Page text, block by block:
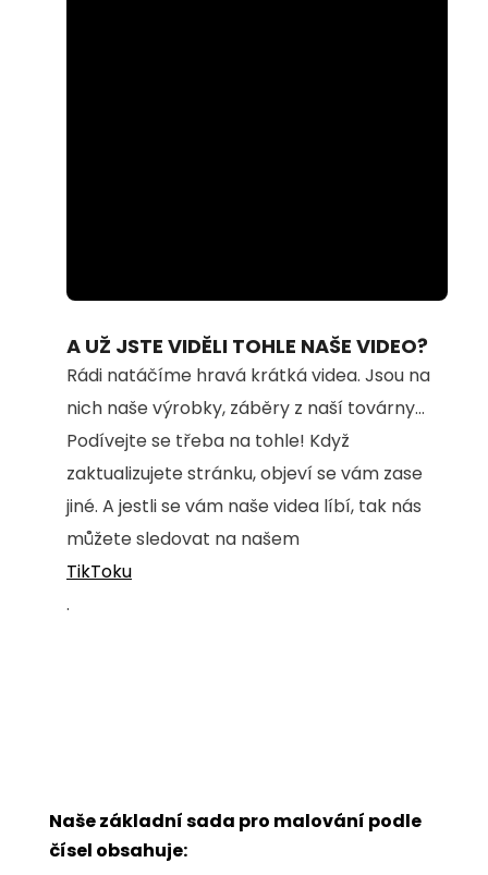
74.69%
A UŽ JSTE VIDĚLI TOHLE NAŠE VIDEO?
Rádi natáčíme hravá krátká videa. Jsou na
nich naše výrobky, záběry z naší továrny...
Podívejte se třeba na tohle! Když
zaktualizujete stránku, objeví se vám zase
jiné. A jestli se vám naše videa líbí, tak nás
můžete sledovat na našem
TikToku
.
Naše základní sada pro malování podle
čísel obsahuje: